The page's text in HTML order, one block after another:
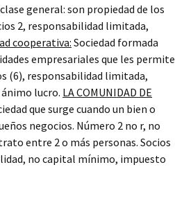
general: son propiedad de los
2, responsabilidad limitada,
cooperativa:Sociedad formada
empresariales que les permite
(6), responsabilidad limitada,
lucro. LA COMUNIDAD DE
que surge cuando un bien o
negocios. Número 2 no r, no
entre 2 o más personas. Socios
no capital mínimo, impuesto